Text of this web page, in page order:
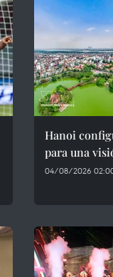
Hanoi
para una
04/08/2026